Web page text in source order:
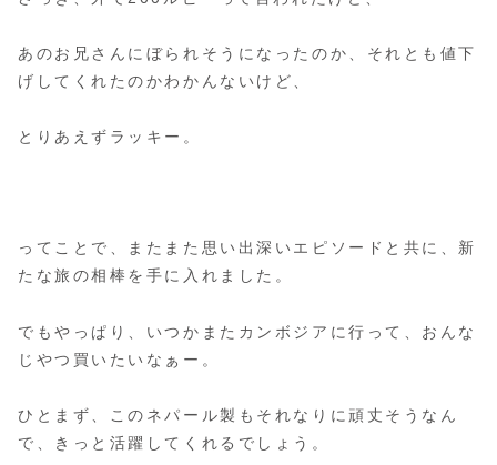
あのお兄さんにぼられそうになったのか、それとも値下
げしてくれたのかわかんないけど、
とりあえずラッキー。
ってことで、またまた思い出深いエピソードと共に、新
たな旅の相棒を手に入れました。
でもやっぱり、いつかまたカンボジアに行って、おんな
じやつ買いたいなぁー。
ひとまず、このネパール製もそれなりに頑丈そうなん
で、きっと活躍してくれるでしょう。